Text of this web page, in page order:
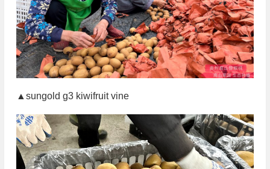
▲sungold g3 kiwifruit vine